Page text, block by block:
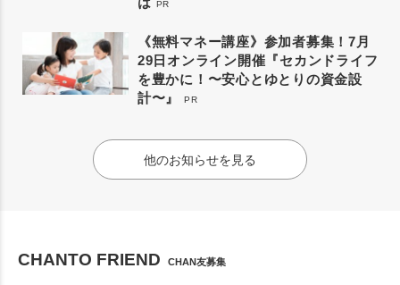
PR
《無料マネー講座》参加者募集！7月
29日オンライン開催『セカンドライフ
を豊かに！〜安心とゆとりの資金設
計〜』
PR
他のお知らせを見る
CHANTO FRIEND CHAN友募集